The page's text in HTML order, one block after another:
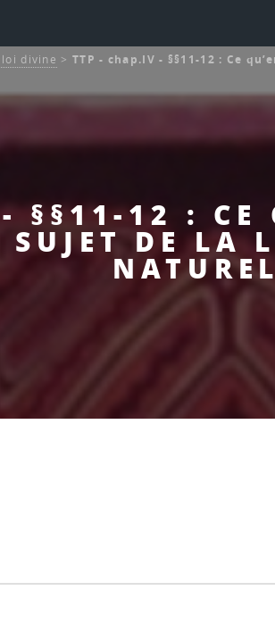
12 : CE
DE LA
divine > TTP - chap.IV - §§11-12 : Ce